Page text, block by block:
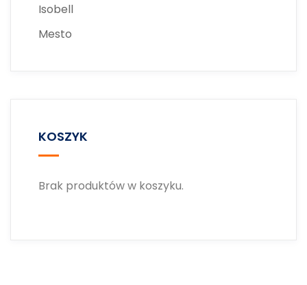
Isobell
Mesto
KOSZYK
Brak produktów w koszyku.